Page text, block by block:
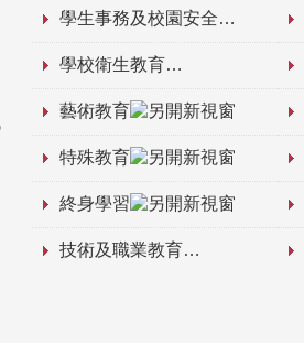
學生事務及校園安全
學校衛生教育
藝術教育
特殊教育
終身學習
技術及職業教育